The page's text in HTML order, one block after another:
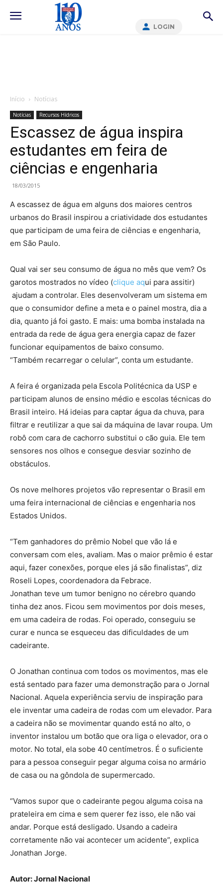
LOGIN
Início Notícias
Notícias Recursos Hídricos
Escassez de água inspira
estudantes em feira de
ciências e engenharia
18/03/2015
A escassez de água em alguns dos maiores centros
urbanos do Brasil inspirou a criatividade dos estudantes
que participam de uma feira de ciências e engenharia,
em São Paulo.
Qual vai ser seu consumo de água no mês que vem? Os
garotos mostrados no vídeo (clique aqui para assitir)
ajudam a controlar. Eles desenvolveram um sistema em
que o consumidor define a meta e o painel mostra, dia a
dia, quanto já foi gasto. E mais: uma bomba instalada na
entrada da rede de água gera energia capaz de fazer
funcionar equipamentos de baixo consumo.
“Também recarregar o celular”, conta um estudante.
A feira é organizada pela Escola Politécnica da USP e
participam alunos de ensino médio e escolas técnicas do
Brasil inteiro. Há ideias para captar água da chuva, para
filtrar e reutilizar a que sai da máquina de lavar roupa. Um
robô com cara de cachorro substitui o cão guia. Ele tem
sensores nos olhos e consegue desviar sozinho de
obstáculos.
Os nove melhores projetos vão representar o Brasil em
uma feira internacional de ciências e engenharia nos
Estados Unidos.
“Tem ganhadores do prêmio Nobel que vão lá e
conversam com eles, avaliam. Mas o maior prêmio é estar
aqui, fazer conexões, porque eles já são finalistas”, diz
Roseli Lopes, coordenadora da Febrace.
Jonathan teve um tumor benigno no cérebro quando
tinha dez anos. Ficou sem movimentos por dois meses,
em uma cadeira de rodas. Foi operado, conseguiu se
curar e nunca se esqueceu das dificuldades de um
cadeirante.
O Jonathan continua com todos os movimentos, mas ele
está sentado para fazer uma demonstração para o Jornal
Nacional. Aquela experiência serviu de inspiração para
ele inventar uma cadeira de rodas com um elevador. Para
a cadeira não se movimentar quando está no alto, o
inventor instalou um botão que ora liga o elevador, ora o
motor. No total, ela sobe 40 centímetros. É o suficiente
para a pessoa conseguir pegar alguma coisa no armário
de casa ou na gôndola de supermercado.
“Vamos supor que o cadeirante pegou alguma coisa na
prateleira em cima e sem querer fez isso, ele não vai
andar. Porque está desligado. Usando a cadeira
corretamente não vai acontecer um acidente”, explica
Jonathan Jorge.
Autor: Jornal Nacional